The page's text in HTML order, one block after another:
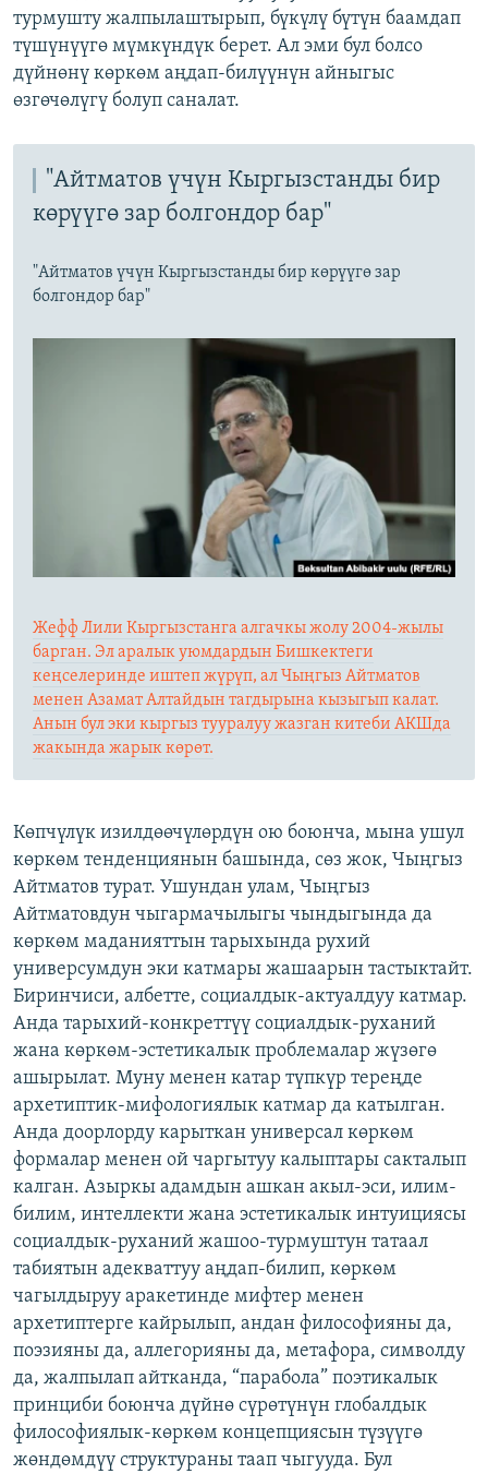
турмушту жалпылаштырып, бүкүлү бүтүн баамдап
түшүнүүгө мүмкүндүк берет. Ал эми бул болсо
дүйнөнү көркөм аңдап-билүүнүн айныгыс
өзгөчөлүгү болуп саналат.
"Айтматов үчүн Кыргызстанды бир
көрүүгө зар болгондор бар"
"Айтматов үчүн Кыргызстанды бир көрүүгө зар
болгондор бар"
Жефф Лили Кыргызстанга алгачкы жолу 2004-жылы
барган. Эл аралык уюмдардын Бишкектеги
кеңселеринде иштеп жүрүп, ал Чыңгыз Айтматов
менен Азамат Алтайдын тагдырына кызыгып калат.
Анын бул эки кыргыз тууралуу жазган китеби АКШда
жакында жарык көрөт.
Көпчүлүк изилдөөчүлөрдүн ою боюнча, мына ушул
көркөм тенденциянын башында, сөз жок, Чыңгыз
Айтматов турат. Ушундан улам, Чыңгыз
Айтматовдун чыгармачылыгы чындыгында да
көркөм маданияттын тарыхында рухий
универсумдун эки катмары жашаарын тастыктайт.
Биринчиси, албетте, социалдык-актуалдуу катмар.
Анда тарыхий-конкреттүү социалдык-руханий
жана көркөм-эстетикалык проблемалар жүзөгө
ашырылат. Муну менен катар түпкүр тереңде
архетиптик-мифологиялык катмар да катылган.
Анда доорлорду карыткан универсал көркөм
формалар менен ой чаргытуу калыптары сакталып
калган. Азыркы адамдын ашкан акыл-эси, илим-
билим, интеллекти жана эстетикалык интуициясы
социалдык-руханий жашоо-турмуштун татаал
табиятын адекваттуу аңдап-билип, көркөм
чагылдыруу аракетинде мифтер менен
архетиптерге кайрылып, андан философияны да,
поэзияны да, аллегорияны да, метафора, символду
да, жалпылап айтканда, “парабола” поэтикалык
принциби боюнча дүйнө сүрөтүнүн глобалдык
философиялык-көркөм концепциясын түзүүгө
жөндөмдүү структураны таап чыгууда. Бул